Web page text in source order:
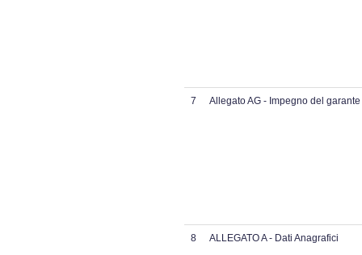
7 Allegato AG - Impegno del
8 ALLEGATO A - Dati Anagrafici